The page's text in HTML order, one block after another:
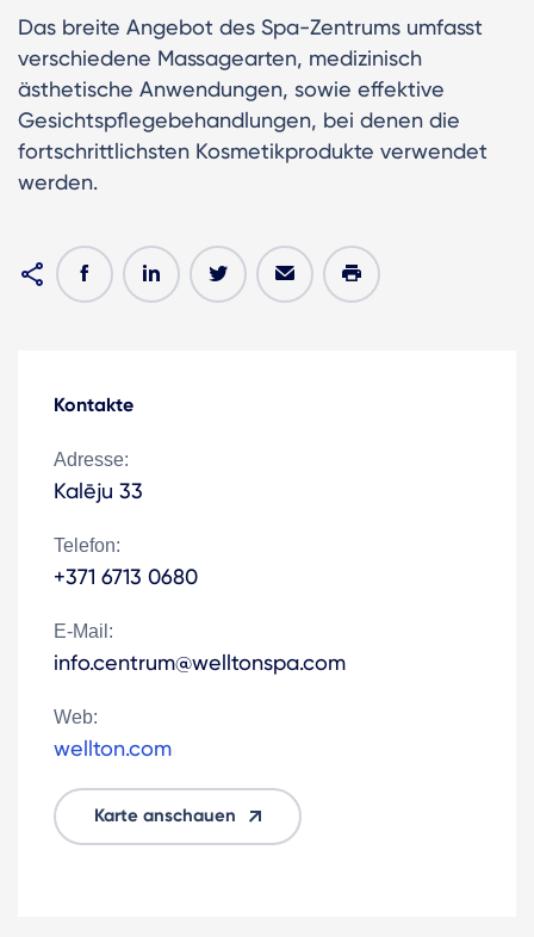
Das breite Angebot des Spa-Zentrums umfasst
verschiedene Massagearten, medizinisch
ästhetische Anwendungen, sowie effektive
Gesichtspflegebehandlungen, bei denen die
fortschrittlichsten Kosmetikprodukte verwendet
werden.
Kontakte
Adresse:
Kalēju 33
Telefon:
+371 6713 0680
E-Mail:
info.centrum@welltonspa.com
Web:
wellton.com
Karte anschauen